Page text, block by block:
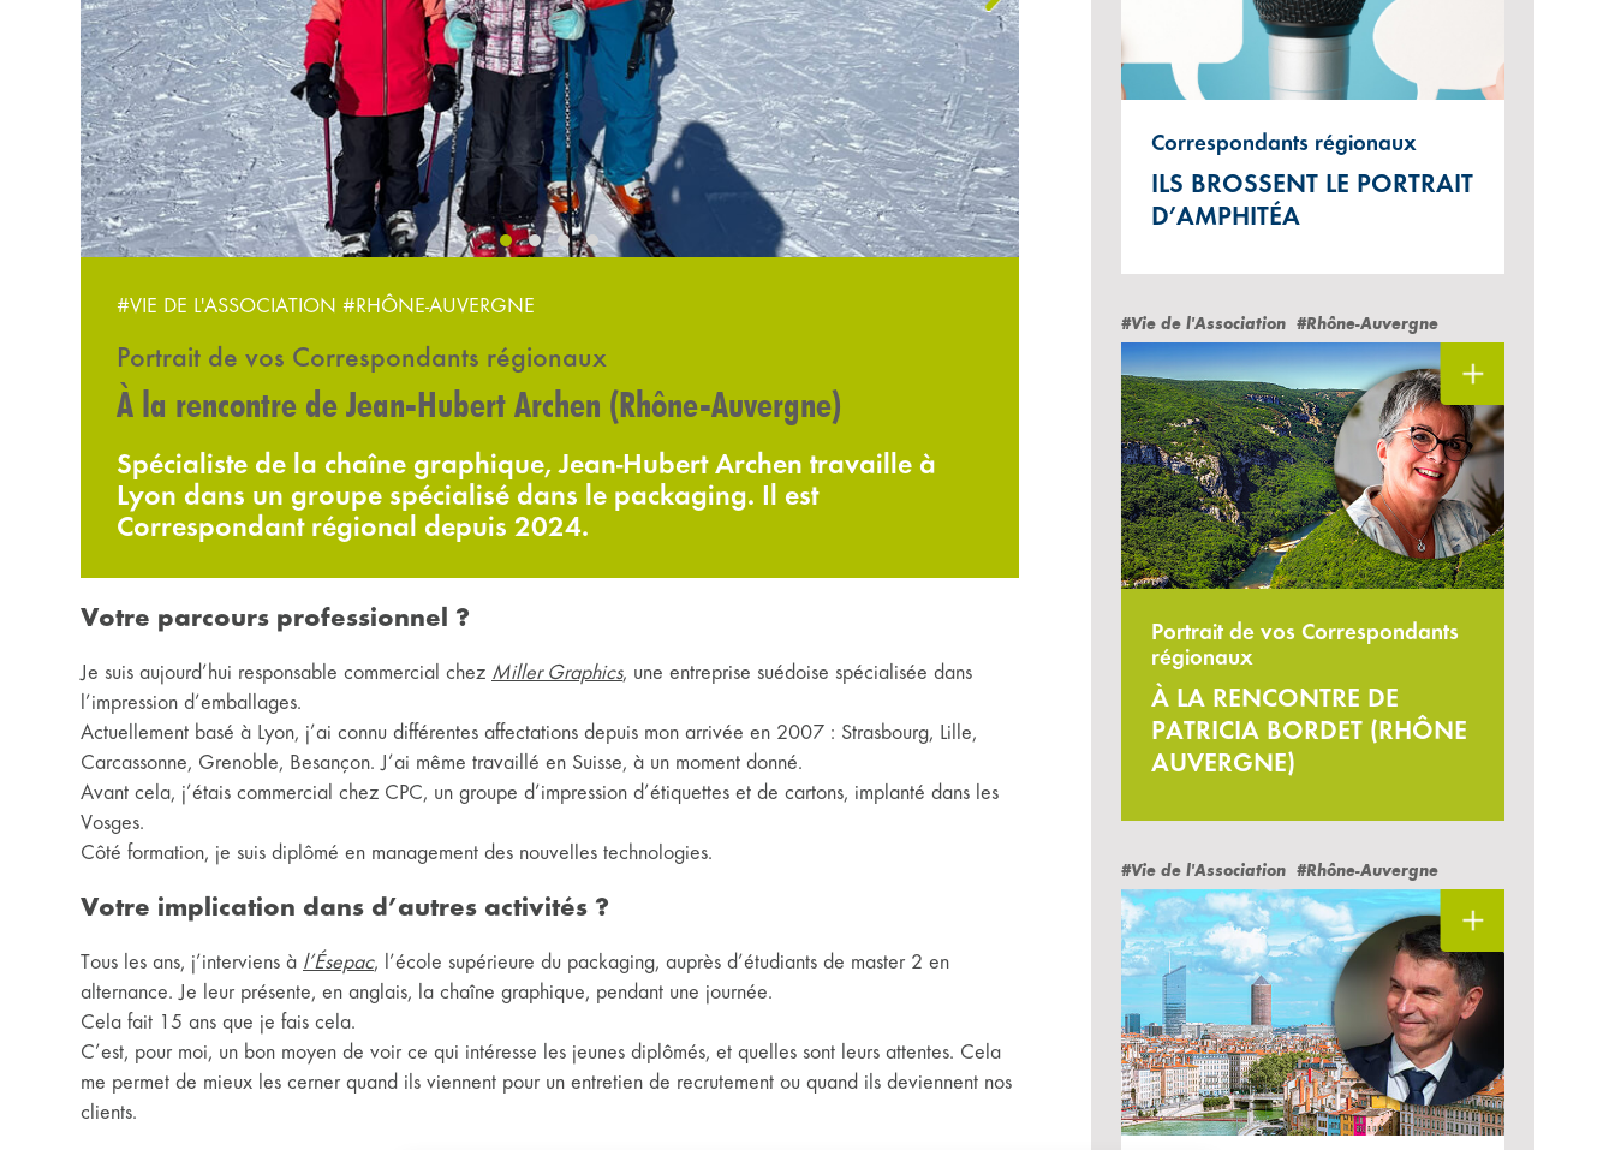
#VIE DE L'ASSOCIATION #RHÔNE-AUVERGNE
Portrait de vos Correspondants régionaux
À la rencontre de Jean-Hubert Archen (Rhône-Auvergne)
Spécialiste de la chaîne graphique, Jean-Hubert Archen travaille à
Lyon dans un groupe spécialisé dans le packaging. Il est
Correspondant régional depuis 2024.
Votre parcours professionnel ?
Je suis aujourd’hui responsable commercial chez Miller Graphics, une entreprise suédoise spécialisée dans
l’impression d’emballages.
Actuellement basé à Lyon, j’ai connu différentes affectations depuis mon arrivée en 2007 : Strasbourg, Lille,
Carcassonne, Grenoble, Besançon. J’ai même travaillé en Suisse, à un moment donné.
Avant cela, j’étais commercial chez CPC, un groupe d’impression d’étiquettes et de cartons, implanté dans les
Vosges.
Côté formation, je suis diplômé en management des nouvelles technologies.
Votre implication dans d’autres activités ?
Tous les ans, j’interviens à l’Ésepac, l’école supérieure du packaging, auprès d’étudiants de master 2 en
alternance. Je leur présente, en anglais, la chaîne graphique, pendant une journée.
Cela fait 15 ans que je fais cela.
C’est, pour moi, un bon moyen de voir ce qui intéresse les jeunes diplômés, et quelles sont leurs attentes. Cela
me permet de mieux les cerner quand ils viennent pour un entretien de recrutement ou quand ils deviennent nos
clients.
Correspondants régionaux
ILS BROSSENT LE PORTRAIT
D’AMPHITÉA
#Vie de l'Association #Rhône-Auvergne
Portrait de vos Correspondants
régionaux
À LA RENCONTRE DE
PATRICIA BORDET (RHÔNE
AUVERGNE)
#Vie de l'Association #Rhône-Auvergne